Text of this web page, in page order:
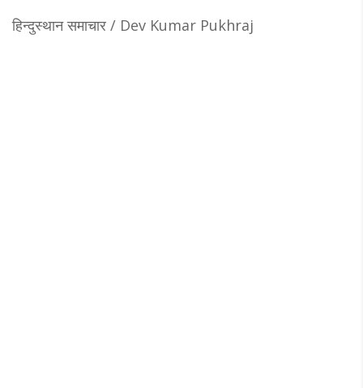
हिन्दुस्थान समाचार / Dev Kumar Pukhraj